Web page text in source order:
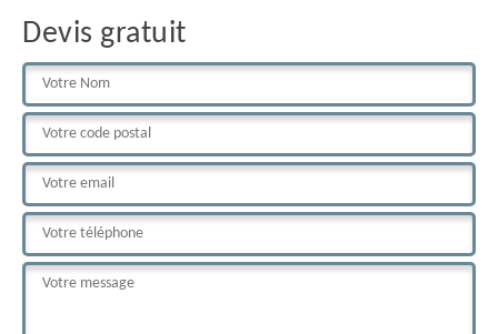
Devis gratuit